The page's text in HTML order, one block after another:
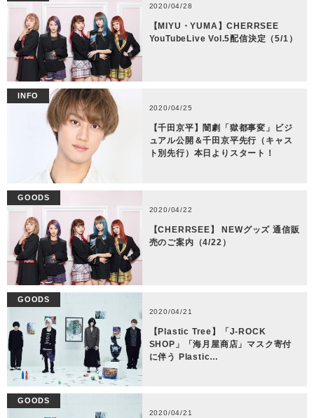
2020/04/28
【MIYU・YUMA】CHERRSEE
YouTubeLive Vol.5配信決定（5/1）
INFO
2020/04/25
【千田京平】闇劇「獄都事変」ビジ
ュアル公開＆千田京平先行（キャス
ト別先行）本日よりスタート！
GOODS
2020/04/22
【CHERRSEE】 NEWグッズ 通信販
売のご案内（4/22）
GOODS
2020/04/21
【Plastic Tree】「J-ROCK
SHOP」「海月屋商店」マスク寄付
に伴う Plastic…
GOODS
2020/04/21